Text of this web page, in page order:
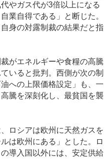
やガス代が3倍以上になる
業自得である」と断じた。
身の対露制裁の結果だと指
がエネルギーや食糧の高騰
いると批判。西側が次の制
への上限価格設定」も、一
騰を深刻化し、最貧国を襲
ロシアは欧州に天然ガスを
は欧州にある」とした。ロ
導入国以外には、安定供給